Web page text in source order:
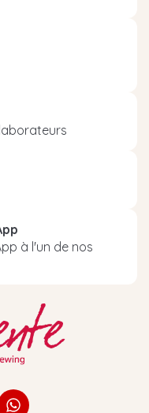
à l'un de nos